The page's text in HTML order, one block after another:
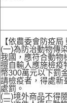
【依農委會防疫
(一)為防治動物傳
我國，應符合動物
擅自輸入應施檢疫
幣300萬元以下罰
請檢疫者，得處新
處罰。
(二)境外商品不得